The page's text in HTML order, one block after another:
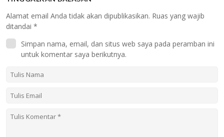
Alamat email Anda tidak akan dipublikasikan. Ruas yang wajib
ditandai *
Simpan nama, email, dan situs web saya pada peramban ini
untuk komentar saya berikutnya.